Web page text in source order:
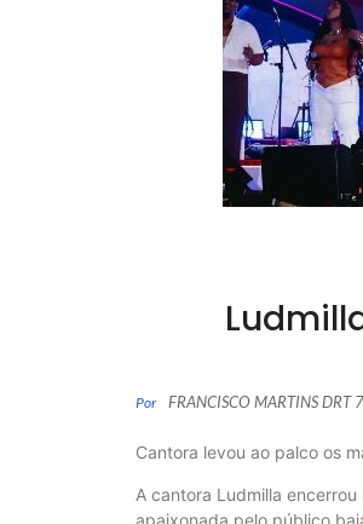
Por FRANCISCO MARTINS DRT
Cantora levou ao palco os
A cantora Ludmilla